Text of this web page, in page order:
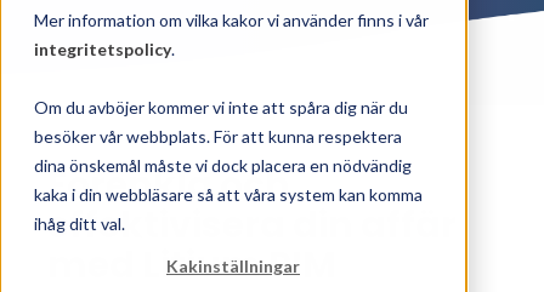
Mer information om vilka kakor vi använder finns i vår
integritetspolicy.
Om du avböjer kommer vi inte att spåra dig när du
besöker vår webbplats. För att kunna respektera
dina önskemål måste vi dock placera en nödvändig
kaka i din webbläsare så att våra system kan komma
ihåg ditt val.
Kakinställningar
Förenkla och
effektivisera din affär
med Litium PIM